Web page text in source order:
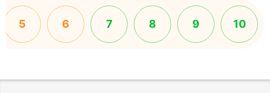
5 6 7 8 9 10